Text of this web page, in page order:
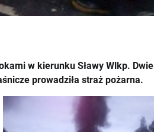
w kierunku Sławy Wlkp. Dwie
prowadziła straż pożarna.